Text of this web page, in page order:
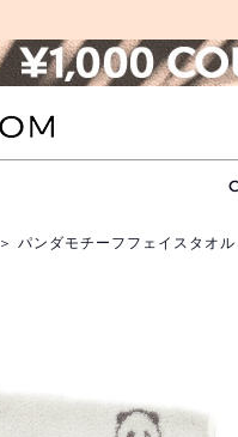
＞ パンダモチーフフェイスタオル